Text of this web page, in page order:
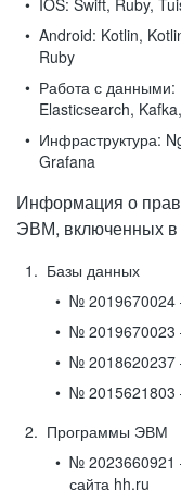
IOS: Swift, Ruby,
Android: Kotlin,
Ruby
Работа с данными:
Elasticsearch,
Инфраструктура:
Grafana
Информация о
ЭВМ, включенных в
Базы данных
№ 2019670024
№ 2019670023
№ 2018620237
№ 2015621803
Программы ЭВМ
№ 2023660921
сайта hh.ru